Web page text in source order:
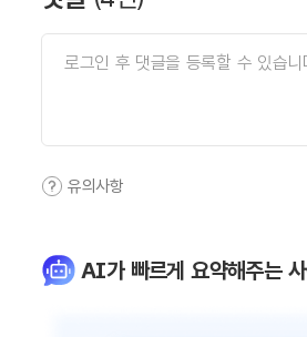
유의사항
AI가 빠르게 요약해주는